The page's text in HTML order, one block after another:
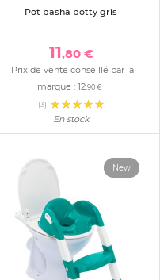
Pot pasha potty gris
11,80 €
Prix de vente conseillé par la
marque : 12,90 €
(3)
En stock
New